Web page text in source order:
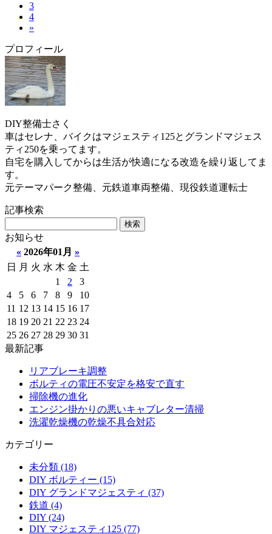
3
4
»
プロフィール
DIY整備士さく
車はセレナ、バイクはマジェスティ125とグランドマジェス
ティ250を乗ってます。
自宅を購入してからは生活が快適になる改造を繰り返してま
す。
元テーマパーク整備、元鉄道車両整備、現役鉄道運転士
記事検索
お知らせ
« 2026年01月 »
日
月 火 水 木 金 土
1
2
3
4
5 6 7 8 9
10
11 12 13 14 15 16 17
18 19 20 21 22 23 24
25 26 27 28 29 30 31
最新記事
リアブレーキ調整
ボルティの電圧不安定を格安で直す
掃除機の進化
エンジン掛かりの悪いキャブレター清掃
洗濯乾燥機の乾燥不具合対応
カテゴリー
未分類 (18)
DIY ボルティー (15)
DIY グランドマジェスティ (37)
鉄道 (4)
DIY (24)
DIY マジェスティ125 (77)